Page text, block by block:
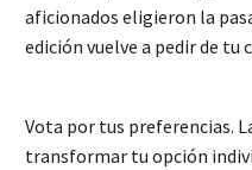
aficionados eligieron la
edición vuelve a pedir de tu
Vota por tus preferencias.
transformar tu opción